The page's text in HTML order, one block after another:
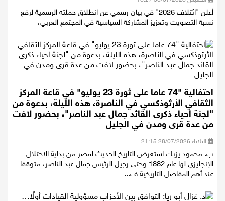
الخميس 30/07/2026 16:27
أعلن "ائتلاف 2026" في بيان رسمي عن انطلاق حملته الرسمية لرفع
احتفالية "74 عاما على ثورة 23 يوليو" في قاعة المركز
الثقافي الأرثوذكسي في الناصرة، هذه الليلة، بدعوة من
"لجنة احياء ذكرى القائد جمال عبد الناصر"، بحضور لافت
من عدة قرى ومدن في الجليل
الثلاثاء 28/07/2026 21:15
ب. محمود يزبك استعرض التاريخ الحديث لمصر من بداية الاحتلال
الإنجليزي لها عام 1882 وحتى رجيل الرئيس جمال عبد الناصر، متوقفا